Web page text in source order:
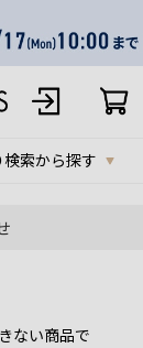
検索から探す
ない商品で